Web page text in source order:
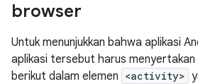
browser
Untuk menunjukkan bahwa aplikasi
aplikasi tersebut harus
berikut dalam elemen <activity>